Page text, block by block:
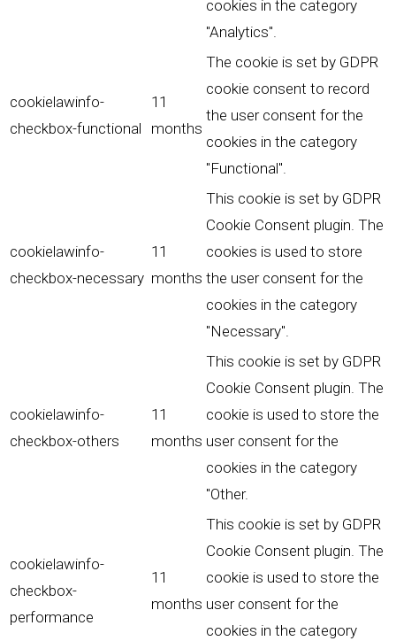
cookies in the category
"Analytics".
cookielawinfo-
checkbox-functional
11
months
The cookie is set by GDPR
cookie consent to record
the user consent for the
cookies in the category
"Functional".
cookielawinfo-
checkbox-necessary
11
months
This cookie is set by GDPR
Cookie Consent plugin. The
cookies is used to store
the user consent for the
cookies in the category
"Necessary".
cookielawinfo-
checkbox-others
11
months
This cookie is set by GDPR
Cookie Consent plugin. The
cookie is used to store the
user consent for the
cookies in the category
"Other.
cookielawinfo-
checkbox-
performance
11
months
This cookie is set by GDPR
Cookie Consent plugin. The
cookie is used to store the
user consent for the
cookies in the category